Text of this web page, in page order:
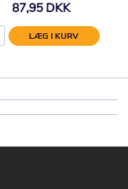
87,95 DKK
LÆG I KURV